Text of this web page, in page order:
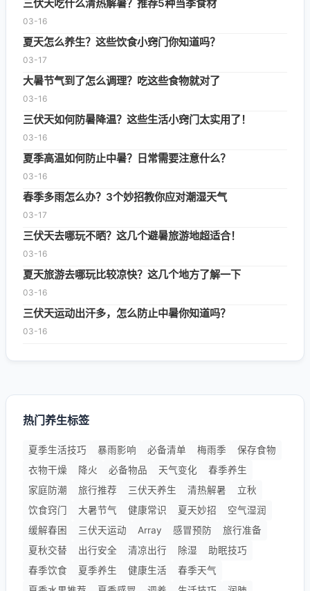
三伏天吃什么清热解暑？推荐5种当季食材
03-16
夏天怎么养生？这些饮食小窍门你知道吗？
03-17
大暑节气到了怎么调理？吃这些食物就对了
03-16
三伏天如何防暑降温？这些生活小窍门太实用了！
03-16
夏季高温如何防止中暑？日常需要注意什么？
03-16
春季多雨怎么办？3个妙招教你应对潮湿天气
03-17
三伏天去哪玩不晒？这几个避暑旅游地超适合！
03-16
夏天旅游去哪玩比较凉快？这几个地方了解一下
03-16
三伏天运动出汗多，怎么防止中暑你知道吗？
03-16
热门养生标签
夏季生活技巧 暴雨影响 必备清单 梅雨季
保存食物
衣物干燥
降火 必备物品 天气变化
春季养生
家庭防潮
旅行推荐 三伏天养生 清热解暑
立秋
饮食窍门
大暑节气 健康常识 夏天妙招
空气湿润
缓解春困
三伏天运动 Array 感冒预防
旅行准备
夏秋交替
出行安全 清凉出行 除湿
助眠技巧
春季饮食
夏季养生 健康生活
春季天气